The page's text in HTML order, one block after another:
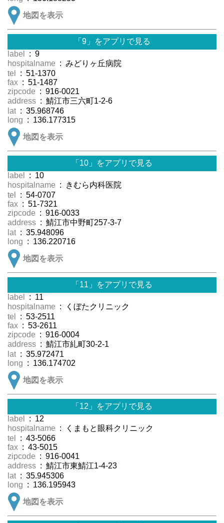
地図を表示
「9」をアプリで見る
label
: 9
hospitalname : みどりヶ丘病院
tel
: 51-1370
fax : 51-1487
zipcode : 916-0021
address : 鯖江市三六町1-2-6
lat : 35.968746
long : 136.177315
地図を表示
「10」をアプリで見る
label
: 10
hospitalname : きむら内科医院
tel
: 54-0707
fax : 51-7321
zipcode : 916-0033
address : 鯖江市中野町257-3-7
lat : 35.948096
long : 136.220716
地図を表示
「11」をアプリで見る
label
: 11
hospitalname : くぼたクリニック
tel
: 53-2511
fax : 53-2611
zipcode : 916-0004
address : 鯖江市糺町30-2-1
lat : 35.972471
long : 136.174702
地図を表示
「12」をアプリで見る
label
: 12
hospitalname : くまもと眼科クリニック
tel
: 43-5066
fax : 43-5015
zipcode : 916-0041
address : 鯖江市東鯖江1-4-23
lat : 35.945306
long : 136.195943
地図を表示